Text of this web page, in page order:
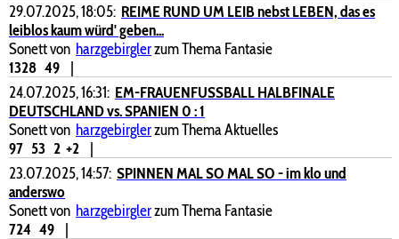
29.07.2025, 18:05: REIME RUND UM LEIB nebst LEBEN, das es
leiblos kaum würd' geben...
Sonett von harzgebirglerzum Thema Fantasie
1328 49
|
24.07.2025, 16:31: EM-FRAUENFUSSBALL HALBFINALE
DEUTSCHLAND vs. SPANIEN 0 : 1
Sonett von harzgebirglerzum Thema Aktuelles
97 53 2 +2
|
23.07.2025, 14:57: SPINNEN MAL SO MAL SO - im klo und
anderswo
Sonett von harzgebirglerzum Thema Fantasie
724 49
|